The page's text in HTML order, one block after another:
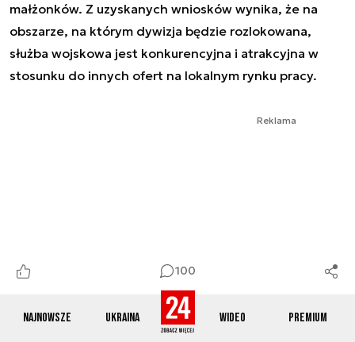
Najnowsze Ukraina Wideo Premium
100
małżonków. Z uzyskanych wniosków wynika, że na
obszarze, na którym dywizja będzie rozlokowana,
służba wojskowa jest konkurencyjna i atrakcyjna w
stosunku do innych ofert na lokalnym rynku pracy.
Reklama